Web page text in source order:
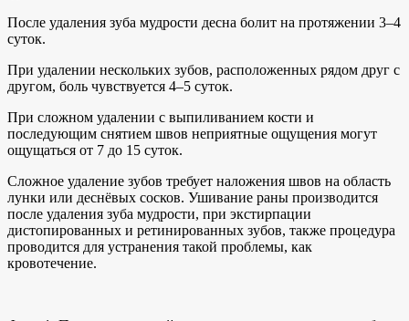
После удаления зуба мудрости десна болит на протяжении 3–4
суток.
При удалении нескольких зубов, расположенных рядом друг с
другом, боль чувствуется 4–5 суток.
При сложном удалении с выпиливанием кости и
последующим снятием швов неприятные ощущения могут
ощущаться от 7 до 15 суток.
Сложное удаление зубов требует наложения швов на область
лунки или деснёвых сосков. Ушивание раны производится
после удаления зуба мудрости, при экстирпации
дистопированных и ретинированных зубов, также процедура
проводится для устранения такой проблемы, как
кровотечение.